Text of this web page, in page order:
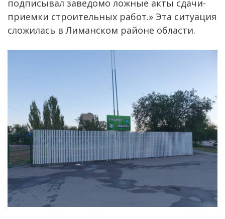
подписывал заведомо ложные акты сдачи-
приемки строительных работ.» Эта ситуация
сложилась в Лиманском районе области.